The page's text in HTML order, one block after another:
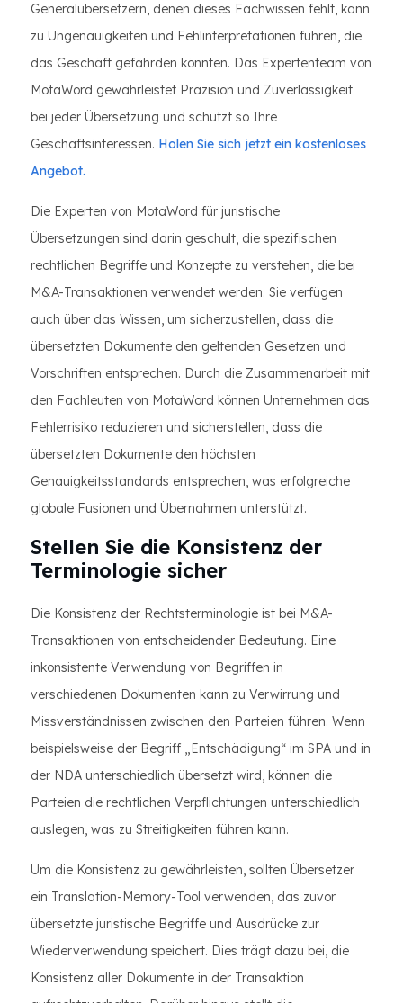
Generalübersetzern, denen dieses Fachwissen fehlt, kann
zu Ungenauigkeiten und Fehlinterpretationen führen, die
das Geschäft gefährden könnten. Das Expertenteam von
MotaWord gewährleistet Präzision und Zuverlässigkeit
bei jeder Übersetzung und schützt so Ihre
Geschäftsinteressen. Holen Sie sich jetzt ein kostenloses
Angebot.
Die Experten von MotaWord für juristische
Übersetzungen sind darin geschult, die spezifischen
rechtlichen Begriffe und Konzepte zu verstehen, die bei
M&A-Transaktionen verwendet werden. Sie verfügen
auch über das Wissen, um sicherzustellen, dass die
übersetzten Dokumente den geltenden Gesetzen und
Vorschriften entsprechen. Durch die Zusammenarbeit mit
den Fachleuten von MotaWord können Unternehmen das
Fehlerrisiko reduzieren und sicherstellen, dass die
übersetzten Dokumente den höchsten
Genauigkeitsstandards entsprechen, was erfolgreiche
globale Fusionen und Übernahmen unterstützt.
Stellen Sie die Konsistenz der
Terminologie sicher
Die Konsistenz der Rechtsterminologie ist bei M&A-
Transaktionen von entscheidender Bedeutung. Eine
inkonsistente Verwendung von Begriffen in
verschiedenen Dokumenten kann zu Verwirrung und
Missverständnissen zwischen den Parteien führen. Wenn
beispielsweise der Begriff „Entschädigung“ im SPA und in
der NDA unterschiedlich übersetzt wird, können die
Parteien die rechtlichen Verpflichtungen unterschiedlich
auslegen, was zu Streitigkeiten führen kann.
Um die Konsistenz zu gewährleisten, sollten Übersetzer
ein Translation-Memory-Tool verwenden, das zuvor
übersetzte juristische Begriffe und Ausdrücke zur
Wiederverwendung speichert. Dies trägt dazu bei, die
Konsistenz aller Dokumente in der Transaktion